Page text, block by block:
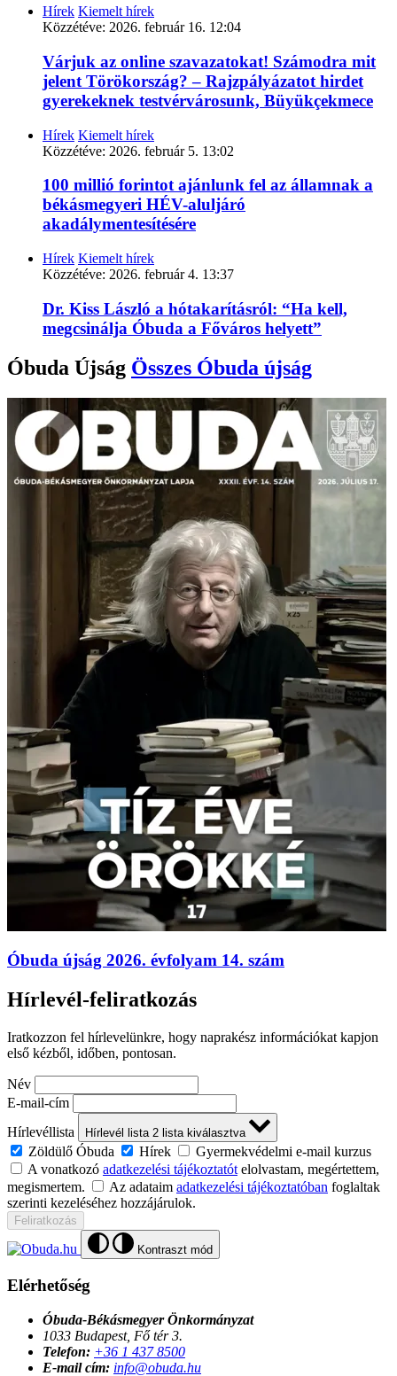
Hírek Kiemelt hírek
Közzétéve: 2026. február 16. 12:04
Várjuk az online szavazatokat! Számodra mit
jelent Törökország? – Rajzpályázatot hirdet
gyerekeknek testvérvárosunk, Büyükçekmece
Hírek Kiemelt hírek
Közzétéve: 2026. február 5. 13:02
100 millió forintot ajánlunk fel az államnak a
békásmegyeri HÉV-aluljáró
akadálymentesítésére
Hírek Kiemelt hírek
Közzétéve: 2026. február 4. 13:37
Dr. Kiss László a hótakarításról: “Ha kell,
megcsinálja Óbuda a Főváros helyett”
Óbuda Újság Összes Óbuda újság
Óbuda újság 2026. évfolyam 14. szám
Hírlevél-feliratkozás
Iratkozzon fel hírlevelünkre, hogy naprakész információkat kapjon
első kézből, időben, pontosan.
Név
E-mail-cím
Hírlevéllista
Hírlevél lista 2 lista kiválasztva
Zöldülő Óbuda Hírek
Gyermekvédelmi e-mail kurzus
A vonatkozó adatkezelési tájékoztatót elolvastam, megértettem,
megismertem.
Az adataim adatkezelési tájékoztatóban foglaltak
szerinti kezeléséhez hozzájárulok.
Feliratkozás
Kontraszt mód
Elérhetőség
Óbuda-Békásmegyer Önkormányzat
1033 Budapest, Fő tér 3.
Telefon: +36 1 437 8500
E-mail cím: info@obuda.hu